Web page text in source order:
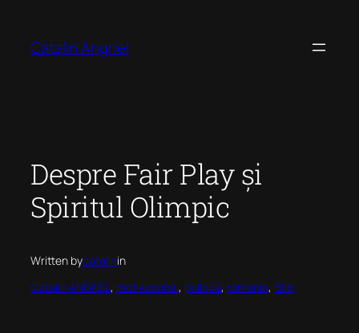
content
Catalin Anghel
Despre Fair Play și
Spiritul Olimpic
Written bycatalinin
Catalin ANGHEL, motivational, politica, romania, Stiri